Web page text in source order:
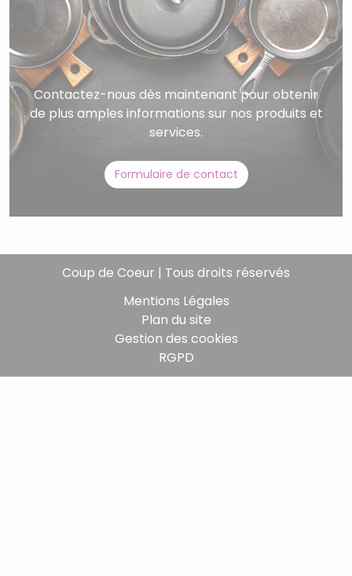
Contactez-nous dès maintenant pour obtenir
de plus amples informations sur nos produits et
services.
Formulaire de contact
Coup de Coeur | Tous droits réservés
Mentions Légales
Plan du site
Gestion des cookies
RGPD